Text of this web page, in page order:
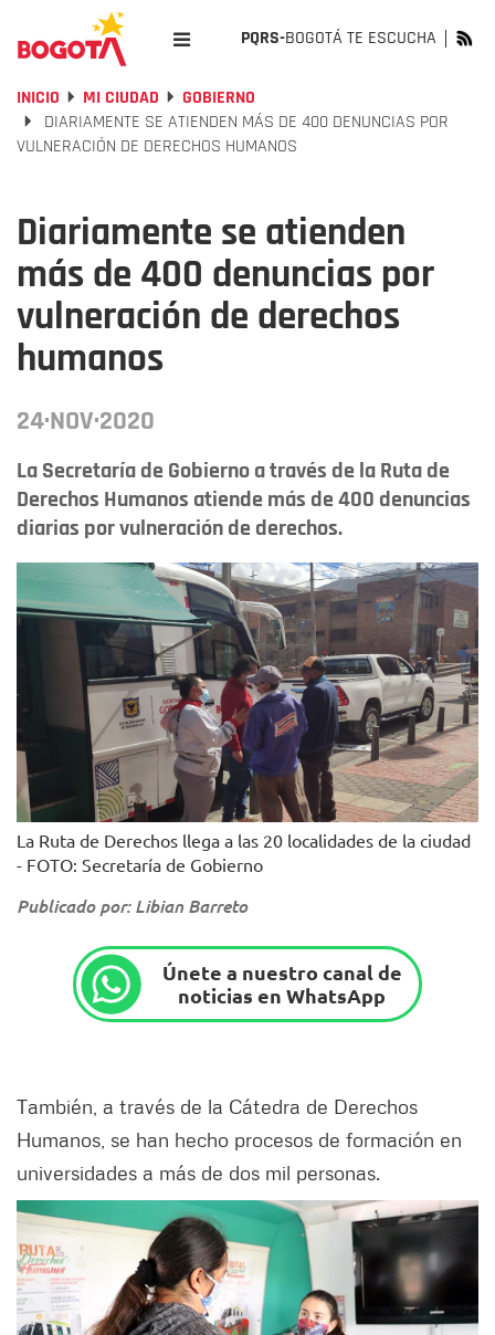
PQRS-BOGOTÁ TE ESCUCHA
INICIO MI CIUDAD
GOBIERNO
DIARIAMENTE SE ATIENDEN MÁS DE 400 DENUNCIAS POR
VULNERACIÓN DE DERECHOS HUMANOS
Diariamente se atienden
más de 400 denuncias por
vulneración de derechos
humanos
24·NOV·2020
La Secretaría de Gobierno a través de la Ruta de
Derechos Humanos atiende más de 400 denuncias
diarias por vulneración de derechos.
La Ruta de Derechos llega a las 20 localidades de la ciudad
- FOTO: Secretaría de Gobierno
Publicado por: Libian Barreto
Únete a nuestro canal de
noticias en WhatsApp
También, a través de la Cátedra de Derechos
Humanos, se han hecho procesos de formación en
universidades a más de dos mil personas.